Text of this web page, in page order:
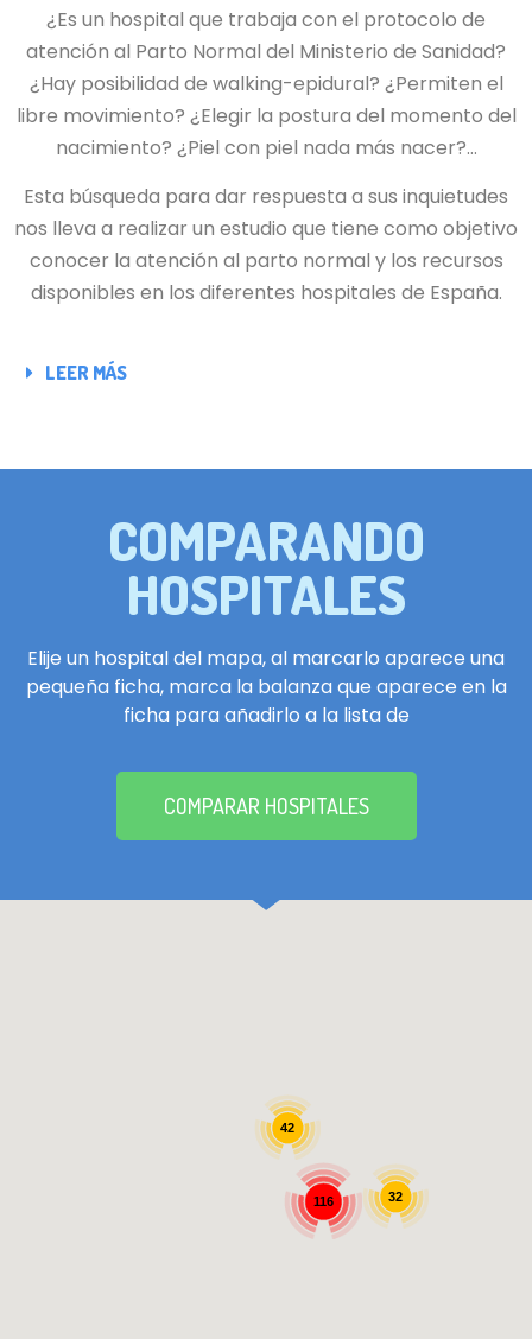
¿Es un hospital que trabaja con el protocolo de
atención al Parto Normal del Ministerio de Sanidad?
¿Hay posibilidad de walking-epidural? ¿Permiten el
libre movimiento? ¿Elegir la postura del momento del
nacimiento? ¿Piel con piel nada más nacer?…
Esta búsqueda para dar respuesta a sus inquietudes
nos lleva a realizar un estudio que tiene como objetivo
conocer la atención al parto normal y los recursos
disponibles en los diferentes hospitales de España.
LEER MÁS
COMPARANDO
HOSPITALES
Elije un hospital del mapa, al marcarlo aparece una
pequeña ficha, marca la balanza que aparece en la
ficha para añadirlo a la lista de
COMPARAR HOSPITALES
116
42
32